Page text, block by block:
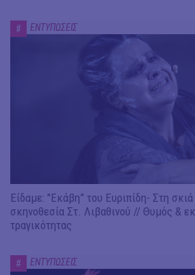
# ΕΝΤΥΠΩΣΕΙΣ
Είδαμε: "Εκάβη” του Ευριπίδη- Στη
σκηνοθεσία Στ. Λιβαθινού // Θυμός &
τραγικότητας
# ΕΝΤΥΠΩΣΕΙΣ